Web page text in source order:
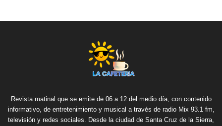
Revista matinal que se emite de 06 a 12 del medio día, con contenido
informativo, de entretenimiento y musical a través de radio Mix 93.1 fm,
televisión y redes sociales. Desde la ciudad de Santa Cruz de la Sierra,